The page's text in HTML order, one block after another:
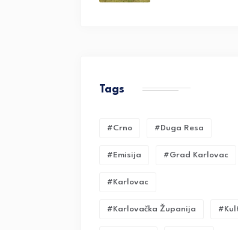
Tags
#crno #duga Resa
#emisija #grad Karlovac
#karlovac
#karlovačka Županija